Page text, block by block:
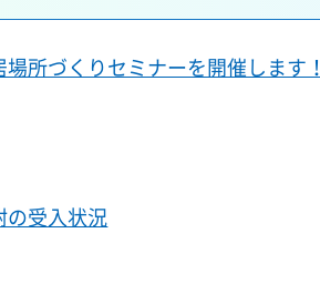
所づくりセミナーを開催します！
の受入状況